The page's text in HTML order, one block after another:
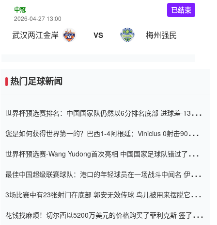
中冠
2026-04-27 13:00
武汉两江金岸 VS 梅州强民
已结束
热门足球新闻
世界杯预选赛排名：中国国家队仍然以6分排名底部 进球差-13令人
您是如何获得世界第一的？巴西1-4阿根廷：Vinicius 0射击90分钟
世界杯预选赛-Wang Yudong首次亮相 中国国家足球队错过了世界
最佳中国超级联赛球队：港口的年轻球员在一场战斗中闻名 伊万放
3场比赛中有23张射门在底部 郭安无效传球 鸟儿被用来摆脱它
花钱找麻烦！切尔西以5200万美元的价格购买了菲利克斯 签了7年